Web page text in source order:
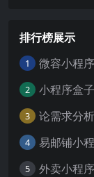
排行榜展示
1 微容小程序
2 小程序盒子
3 论需求分
4 易邮铺小
5 外卖小程